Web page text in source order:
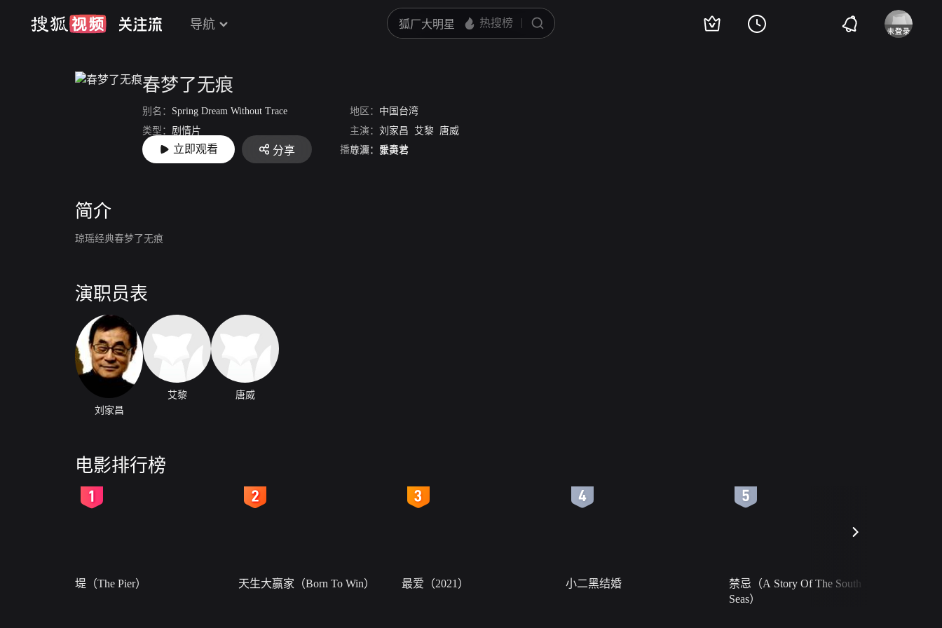
导航
春梦了无痕
别名： Spring Dream Without Trace 地区： 中国台湾
类型： 剧情片 主演： 刘家昌 艾黎 唐威
上映： 1968 导演： 张美君
立即观看 分享 播放源： 爱奇艺
简介
琼瑶经典春梦了无痕
演职员表
刘家昌
艾黎 唐威
电影排行榜
堤（The Pier） 天生大赢家（Born To Win） 最爱（2021） 小二黑结婚
禁忌（A Story Of The South
Seas）